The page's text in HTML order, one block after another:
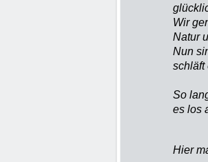
Wir
Natur
Nun
schläft
So
es los
Hier